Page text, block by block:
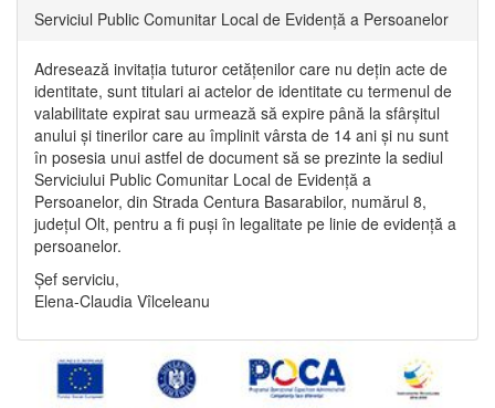
Serviciul Public Comunitar Local de Evidență a Persoanelor
Adresează invitația tuturor cetățenilor care nu dețin acte de
identitate, sunt titulari ai actelor de identitate cu termenul de
valabilitate expirat sau urmează să expire până la sfârșitul
anului și tinerilor care au împlinit vârsta de 14 ani și nu sunt
în posesia unui astfel de document să se prezinte la sediul
Serviciului Public Comunitar Local de Evidență a
Persoanelor, din Strada Centura Basarabilor, numărul 8,
județul Olt, pentru a fi puși în legalitate pe linie de evidență a
persoanelor.
Șef serviciu,
Elena-Claudia Vîlceleanu